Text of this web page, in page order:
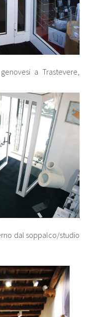
a Trastevere,
dal soppalco/studio